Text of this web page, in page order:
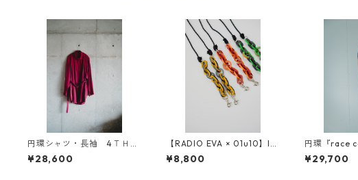
円環シャツ・長袖 4ＴＨ
ａｎｎｉｖｅｒｓａｒｙ
¥28,600
【RADIO EVA × 01u10】le
ather chain strap
¥8,800
円環『race
ASI
¥29,700